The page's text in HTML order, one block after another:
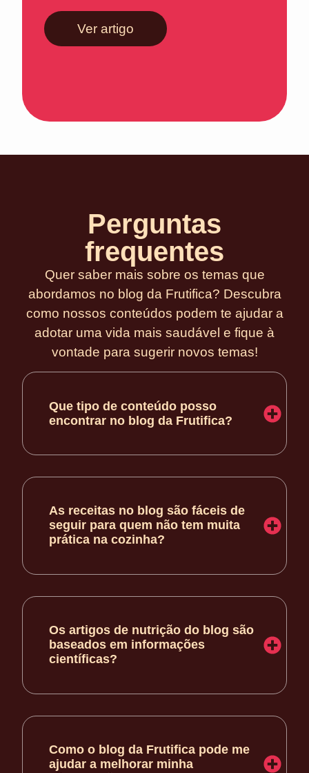
Ver artigo
Perguntas
frequentes
Quer saber mais sobre os temas que
abordamos no blog da Frutifica? Descubra
como nossos conteúdos podem te ajudar a
adotar uma vida mais saudável e fique à
vontade para sugerir novos temas!
Que tipo de conteúdo posso
encontrar no blog da Frutifica?
As receitas no blog são fáceis de
seguir para quem não tem muita
prática na cozinha?
Os artigos de nutrição do blog são
baseados em informações
científicas?
Como o blog da Frutifica pode me
ajudar a melhorar minha